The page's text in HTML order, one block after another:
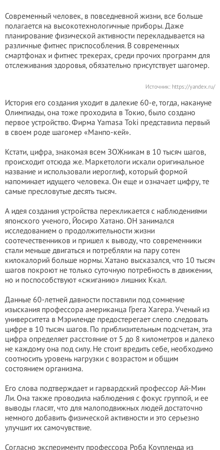
Современный человек, в повседневной жизни, все больше
полагается на высокотехнологичные приборы. Даже
планирование физической активности перекладывается на
различные фитнес приспособления. В современных
смартфонах и фитнес трекерах, среди прочих программ для
отслеживания здоровья, обязательно присутствует шагомер.
Источник: https://yandex.ru/
История его создания уходит в далекие 60-е, тогда, накануне
Олимпиады, она тоже проходила в Токио, было создано
первое устройство. Фирма Yamasa Toki представила первый
в своем роде шагомер «Манпо-кей».
Кстати, цифра, знакомая всем ЗОЖникам в 10 тысяч шагов,
происходит отсюда же. Маркетологи искали оригинальное
название и использовали иероглиф, который формой
напоминает идущего человека. Он еще и означает цифру, те
самые пресловутые десять тысяч.
А идея создания устройства перекликается с наблюдениями
японского ученого, Йосиро Хатано. ОН занимался
исследованием о продолжительности жизни
соотечественников и пришел к выводу, что современники
стали меньше двигаться и потребляли на пару сотен
килокалорий больше нормы. Хатано высказался, что 10 тысяч
шагов покроют не только суточную потребность в движении,
но и поспособствуют «сжиганию» лишних Ккал.
Данные 60-летней давности поставили под сомнение
изыскания профессора американца Грега Хагера. Ученый из
университета в Мэриленде предостерегает слепо следовать
цифре в 10 тысяч шагов. По приблизительным подсчетам, эта
цифра определяет расстояние от 5 до 8 километров и далеко
не каждому она под силу. Не стоит вредить себе, необходимо
соотносить уровень нагрузки с возрастом и общим
состоянием организма.
Его слова подтверждает и гарвардский профессор Ай-Мин
Ли. Она также проводила наблюдения с фокус группой, и ее
выводы гласят, что для малоподвижных людей достаточно
немного добавить физической активности и это серьезно
улучшит их самочувствие.
Согласно эксперименту профессора Роба Коупленда из